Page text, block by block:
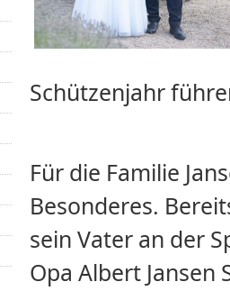
Schützenjahr
Für die Familie
Besonderes.
sein Vater an der
Opa Albert